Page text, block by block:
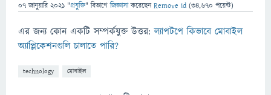
07 জানুয়ারি 2021 "প্রযুক্তি" বিভাগে জিজ্ঞাসাকরেছেনRemove id (34,670 পয়েন্ট)
এর জন্য কোন একটি সম্পর্কযুক্ত উত্তর:ল্যাপটপে কিভাবে মোবাইল
অ্যাপ্লিকেশনগুলি চালাতে পারি?
technology মোবাইল